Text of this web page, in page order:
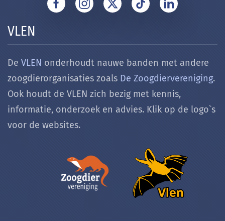
VLEN
De VLEN onderhoudt nauwe banden met andere
zoogdierorganisaties zoals De Zoogdiervereniging.
Ook houdt de VLEN zich bezig met kennis,
informatie, onderzoek en advies. Klik op de logo`s
voor de websites.